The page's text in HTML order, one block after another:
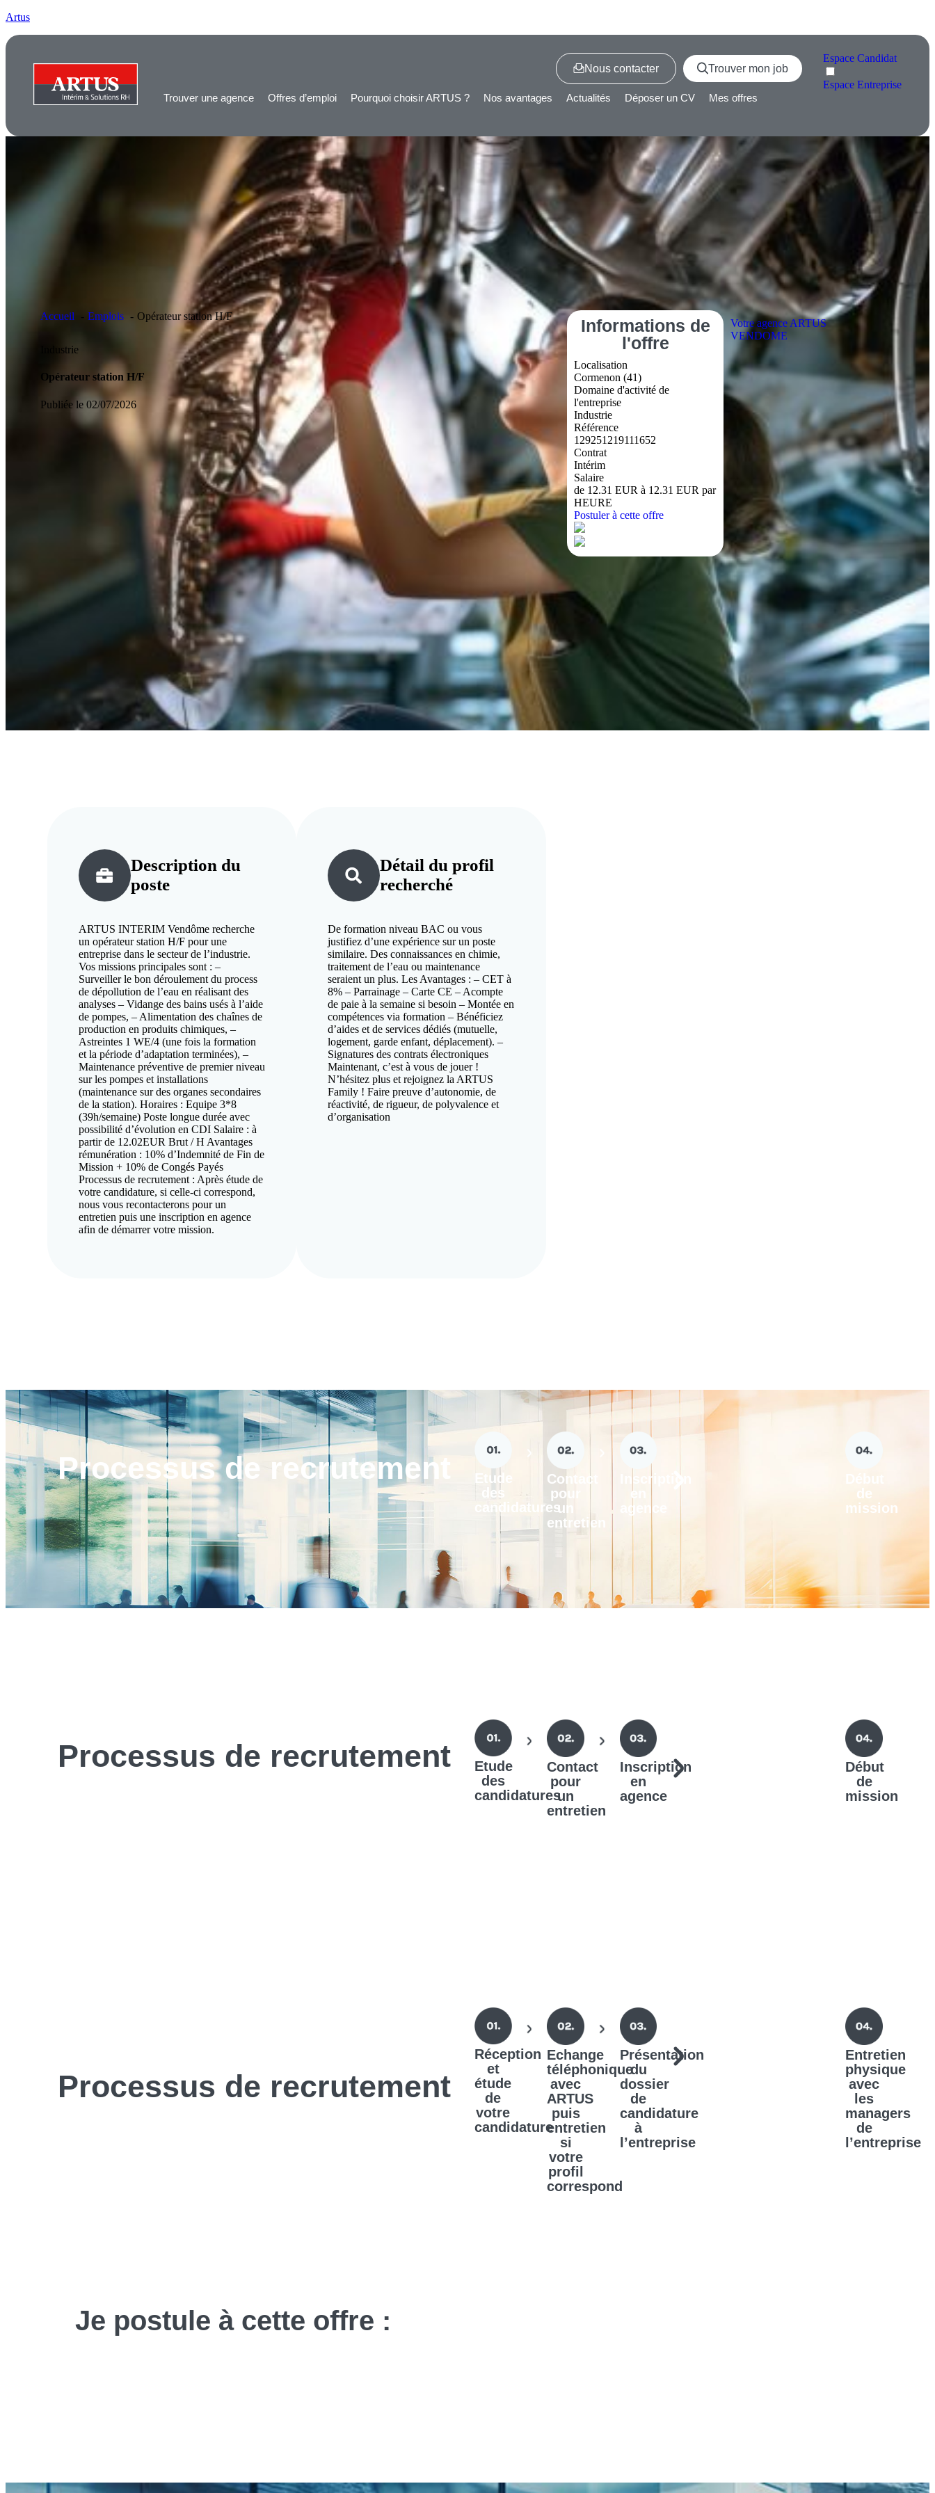
Artus
Nous contacter Trouver mon job
EspaceCandidat
EspaceEntreprise
Trouver une agence
Offres d’emploi Pourquoi choisir ARTUS ? Nos avantages Actualités Déposer un CV Mes offres
Accueil Emplois Opérateur station H/F
Industrie
Opérateur station H/F
Publiée le 02/07/2026
Informations de
l'offre
Localisation
Cormenon (41)
Domaine d'activité de
l'entreprise
Industrie
Référence
129251219111652
Contrat
Intérim
Salaire
de 12.31 EUR à 12.31 EUR par
HEURE
Postuler à cette offre
Votre agence ARTUS
VENDOME
Description du
poste
ARTUS INTERIM Vendôme recherche
un opérateur station H/F pour une
entreprise dans le secteur de l’industrie.
Vos missions principales sont : –
Surveiller le bon déroulement du process
de dépollution de l’eau en réalisant des
analyses – Vidange des bains usés à l’aide
de pompes, – Alimentation des chaînes de
production en produits chimiques, –
Astreintes 1 WE/4 (une fois la formation
et la période d’adaptation terminées), –
Maintenance préventive de premier niveau
sur les pompes et installations
(maintenance sur des organes secondaires
de la station). Horaires : Equipe 3*8
(39h/semaine) Poste longue durée avec
possibilité d’évolution en CDI Salaire : à
partir de 12.02EUR Brut / H Avantages
rémunération : 10% d’Indemnité de Fin de
Mission + 10% de Congés Payés
Processus de recrutement : Après étude de
votre candidature, si celle-ci correspond,
nous vous recontacterons pour un
entretien puis une inscription en agence
afin de démarrer votre mission.
Détail duprofil
recherché
De formation niveau BAC ou vous
justifiez d’une expérience sur un poste
similaire. Des connaissances en chimie,
traitement de l’eau ou maintenance
seraient un plus. Les Avantages : – CET à
8% – Parrainage – Carte CE – Acompte
de paie à la semaine si besoin – Montée en
compétences via formation – Bénéficiez
d’aides et de services dédiés (mutuelle,
logement, garde enfant, déplacement). –
Signatures des contrats électroniques
Maintenant, c’est à vous de jouer !
N’hésitez plus et rejoignez la ARTUS
Family ! Faire preuve d’autonomie, de
réactivité, de rigueur, de polyvalence et
d’organisation
Processus de recrutement
Etude
des
candidatures
Contact
pour
un
entretien
Inscription
en
agence
de
mission
Processus de recrutement
Etude
des
candidatures
Contact
pour
un
entretien
Inscription
en
agence
Début
de
mission
Processus de recrutement
Réception
et
étude
de
votre
candidature
Echange
téléphonique
avec
ARTUS
puis
entretien
si
votre
profil
correspond
Présentation
du
dossier
de
candidature
à
l’entreprise
Entretien
physique
avec
les
managers
de
l’entreprise
Je postule à cette offre :